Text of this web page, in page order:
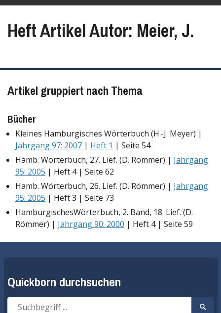
Heft Artikel Autor: Meier, J.
Artikel gruppiert nach Thema
Bücher
Kleines Hamburgisches Wörterbuch (H.-J. Meyer) |
Jahrgang 97: 2007 | Heft 1 | Seite 54
Hamb. Wörterbuch, 27. Lief. (D. Römmer) | Jahrgang
95: 2005 | Heft 4 | Seite 62
Hamb. Wörterbuch, 26. Lief. (D. Römmer) | Jahrgang
95: 2005 | Heft 3 | Seite 73
HamburgischesWörterbuch, 2. Band, 18. Lief. (D.
Römmer) | Jahrgang 90: 2000 | Heft 4 | Seite 59
Quickborn durchsuchen
Suche
Suche